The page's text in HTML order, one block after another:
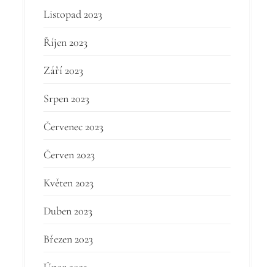
Listopad 2023
Říjen 2023
Září 2023
Srpen 2023
Červenec 2023
Červen 2023
Květen 2023
Duben 2023
Březen 2023